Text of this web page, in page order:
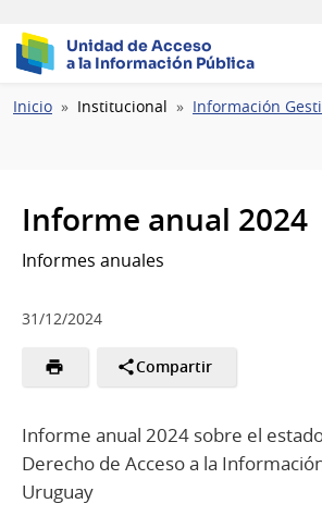
Unidad de Acceso
a la Información Pública
Ruta
Inicio Institucional Información
Informe anual 2024
Informes anuales
31/12/2024
Compartir
Informe anual 2024 sobre el
Derecho de Acceso a la
Uruguay